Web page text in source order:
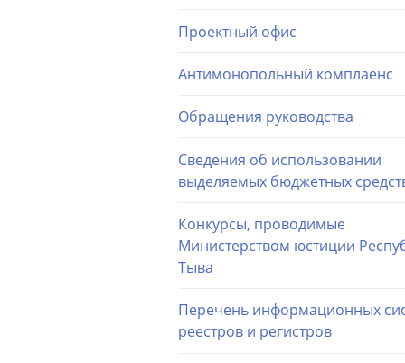
Проектный офис
Антимонопольный комплаенс
Обращения руководства
Сведения об использовании
выделяемых бюджетных
Конкурсы, проводимые
Министерством юстиции
Тыва
Перечень информационных
реестров и регистров